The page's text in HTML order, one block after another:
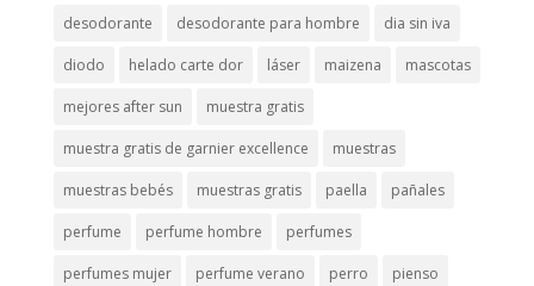
desodorante desodorante para hombre dia sin iva
diodo helado carte dor láser maizena mascotas
mejores after sun muestra gratis
muestra gratis de garnier excellence muestras
muestras bebés muestras gratis paella pañales
perfume perfume hombre perfumes
perfumes mujer perfume verano perro pienso